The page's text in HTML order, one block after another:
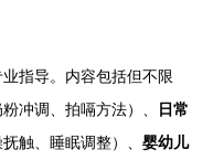
指导。内容包括但不限
冲调、拍嗝方法）、
日常
触、睡眠调整）、 婴幼儿